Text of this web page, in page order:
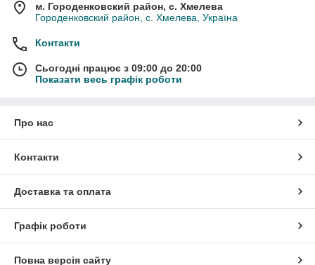
м. Городенковский район, с. Хмелева
Городенковский район, с. Хмелева, Україна
Контакти
Сьогодні працює з 09:00 до 20:00
Показати весь графік роботи
Про нас
Контакти
Доставка та оплата
Графік роботи
Повна версія сайту